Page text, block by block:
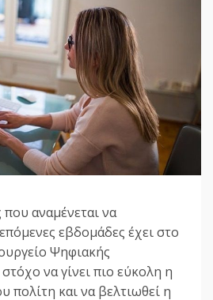
αναμένεται να
εβδομάδες έχει στο
Ψηφιακής
να γίνει πιο εύκολη η
πολίτη και να βελτιωθεί η